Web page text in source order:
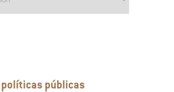
políticas públicas